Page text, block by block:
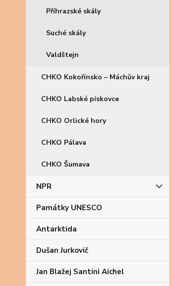
Příhrazské skály
Suché skály
Valdštejn
CHKO Kokořínsko – Máchův kraj
CHKO Labské pískovce
CHKO Orlické hory
CHKO Pálava
CHKO Šumava
NPR
Památky UNESCO
Antarktida
Dušan Jurkovič
Jan Blažej Santini Aichel